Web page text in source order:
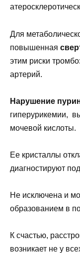
Для
повышенная
этим риски
артерий.
Нарушение
гиперурикемии,
мочевой кислоты.
Ее кристаллы
диагностируют
Не исключена и
образованием в
К счастью,
возникает не у